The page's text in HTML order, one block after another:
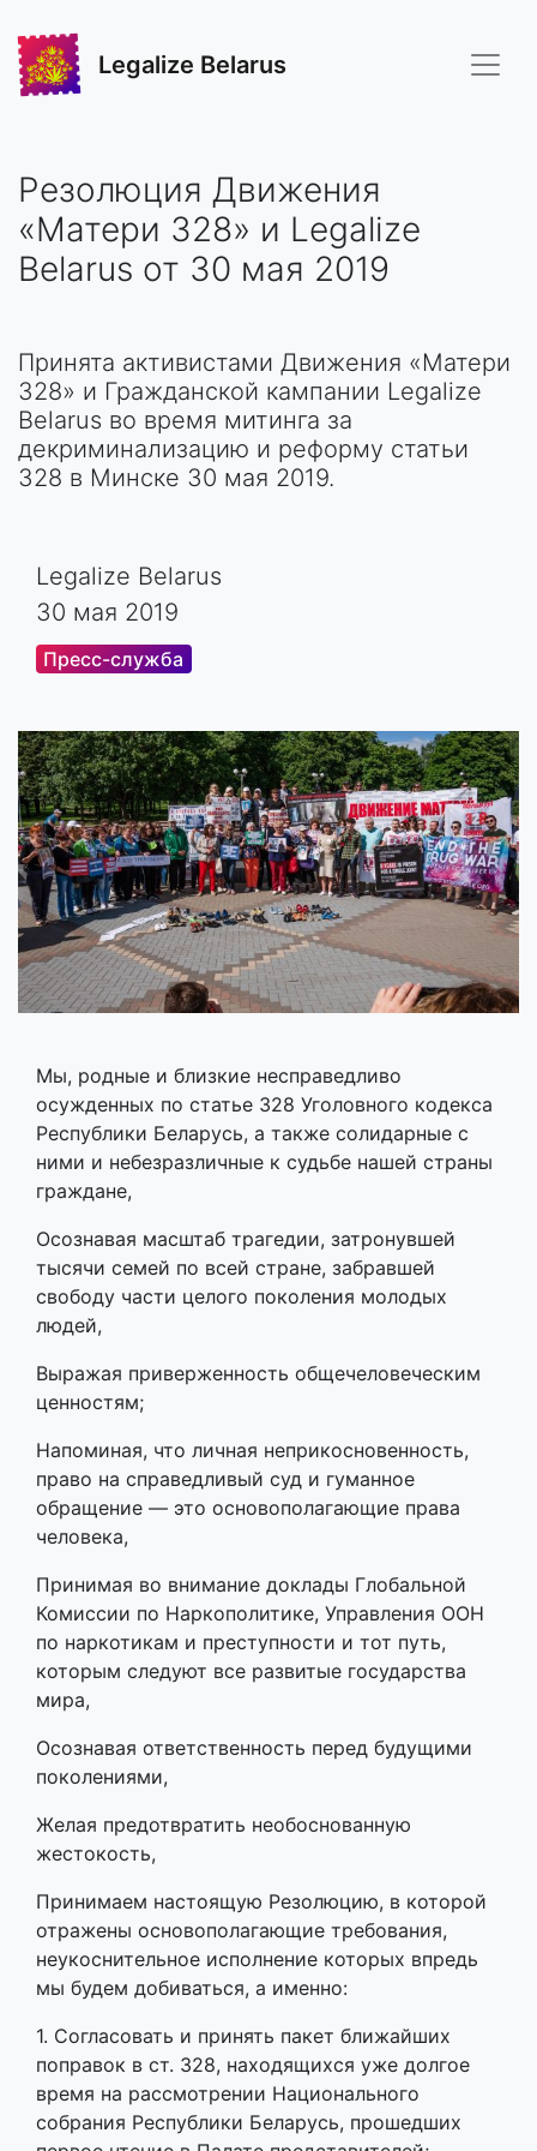
Legalize Belarus
Резолюция Движения
«Матери 328» и Legalize
Belarus от 30 мая 2019
Принята активистами Движения «Матери
328» и Гражданской кампании Legalize
Belarus во время митинга за
декриминализацию и реформу статьи
328 в Минске 30 мая 2019.
Legalize Belarus
30 мая 2019
Пресс-служба
Мы, родные и близкие несправедливо
осужденных по статье 328 Уголовного кодекса
Республики Беларусь, а также солидарные с
ними и небезразличные к судьбе нашей страны
граждане,
Осознавая масштаб трагедии, затронувшей
тысячи семей по всей стране, забравшей
свободу части целого поколения молодых
людей,
Выражая приверженность общечеловеческим
ценностям;
Напоминая, что личная неприкосновенность,
право на справедливый суд и гуманное
обращение — это основополагающие права
человека,
Принимая во внимание доклады Глобальной
Комиссии по Наркополитике, Управления ООН
по наркотикам и преступности и тот путь,
которым следуют все развитые государства
мира,
Осознавая ответственность перед будущими
поколениями,
Желая предотвратить необоснованную
жестокость,
Принимаем настоящую Резолюцию, в которой
отражены основополагающие требования,
неукоснительное исполнение которых впредь
мы будем добиваться, а именно:
1. Согласовать и принять пакет ближайших
поправок в ст. 328, находящихся уже долгое
время на рассмотрении Национального
собрания Республики Беларусь, прошедших